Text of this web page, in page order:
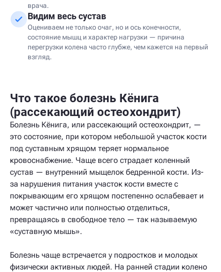
врача.
Видим весь сустав
Оцениваем не только очаг, но и ось конечности,
состояние мышц и характер нагрузки — причина
перегрузки колена часто глубже, чем кажется на первый
взгляд.
Что такое болезнь Кёнига
(рассекающий остеохондрит)
Болезнь Кёнига, или рассекающий остеохондрит, —
это состояние, при котором небольшой участок кости
под суставным хрящом теряет нормальное
кровоснабжение. Чаще всего страдает коленный
сустав — внутренний мыщелок бедренной кости. Из-
за нарушения питания участок кости вместе с
покрывающим его хрящом постепенно ослабевает и
может частично или полностью отделиться,
превращаясь в свободное тело — так называемую
«суставную мышь».
Болезнь чаще встречается у подростков и молодых
физически активных людей. На ранней стадии колено